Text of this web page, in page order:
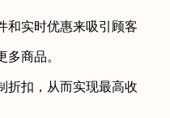
和实时优惠来吸引顾客
商品。
折扣，从而实现最高收